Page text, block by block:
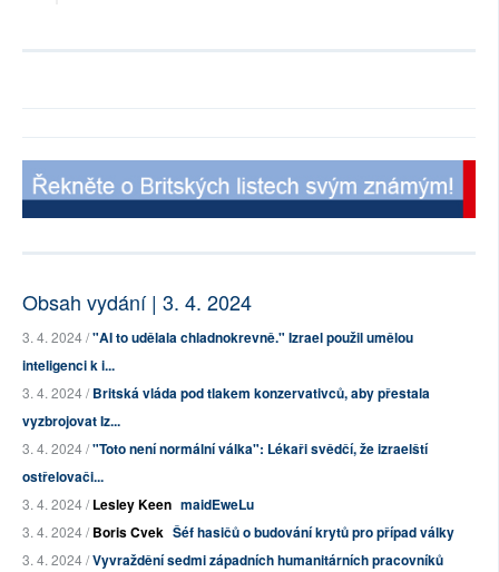
Obsah vydání | 3. 4. 2024
3. 4. 2024 /"AI to udělala chladnokrevně." Izrael použil umělou
inteligenci k i...
3. 4. 2024 /Britská vláda pod tlakem konzervativců, aby přestala
vyzbrojovat Iz...
3. 4. 2024 /"Toto není normální válka": Lékaři svědčí, že izraelští
ostřelovači...
3. 4. 2024 /Lesley Keen maidEweLu
3. 4. 2024 /Boris Cvek Šéf hasičů o budování krytů pro případ války
3. 4. 2024 /Vyvraždění sedmi západních humanitárních pracovníků